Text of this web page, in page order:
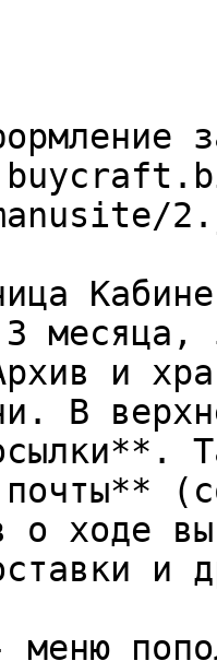
месяца,
и
В
о ходе
и